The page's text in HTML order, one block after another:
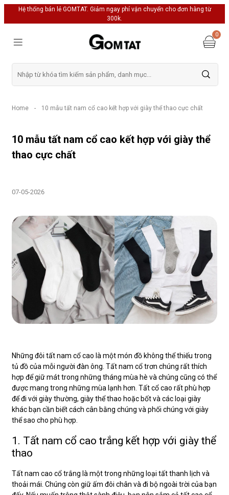
Hệ thống bán lẻ GOMTAT. Giảm ngay phí vận chuyển cho đơn hàng từ
300k.
0
Home - 10 mẫu tất nam cổ cao kết hợp với giày thể thao cực chất
10 mẫu tất nam cổ cao kết hợp với giày thể
thao cực chất
07-05-2026
Những đôi tất nam cổ cao là một món đồ không thể thiếu trong
tủ đồ của mỗi người đàn ông. Tất nam cổ trơn chúng rất thích
hợp để giữ mát trong những tháng mùa hè và chúng cũng có thể
được mang trong những mùa lạnh hơn. Tất cổ cao rất phù hợp
để đi với giày thường, giày thể thao hoặc bốt và các loại giày
khác bạn cần biết cách cân bằng chúng và phối chúng với giày
thể sao cho phù hợp.
1. Tất nam cổ cao trắng kết hợp với giày thể
thao
Tất nam cao cổ trắng là một trong những loại tất thanh lịch và
thoải mái. Chúng còn giữ ấm đôi chân và đi bộ ngoài trời của bạn